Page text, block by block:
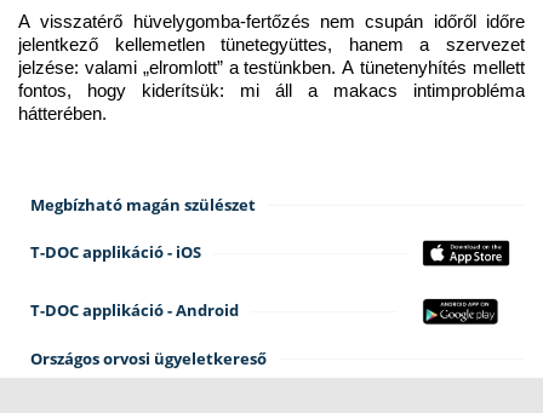
A visszatérő hüvelygomba-fertőzés nem csupán időről időre
jelentkező kellemetlen tünetegyüttes, hanem a szervezet
jelzése: valami „elromlott” a testünkben. A tünetenyhítés mellett
fontos, hogy kiderítsük: mi áll a makacs intimprobléma
hátterében.
Megbízható magán szülészet
T-DOC applikáció - iOS
T-DOC applikáció - Android
Országos orvosi ügyeletkereső